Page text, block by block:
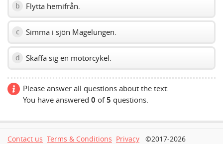
b Flytta hemifrån.
c Simma i sjön Magelungen.
d Skaffa sig en motorcykel.
Please answer all questions about the text:
You have answered 0 of5 questions.
Contact us Terms & Conditions Privacy ©2017-2026